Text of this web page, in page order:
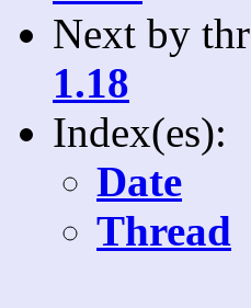
Next by
1.18
Index(es):
Date
Thread